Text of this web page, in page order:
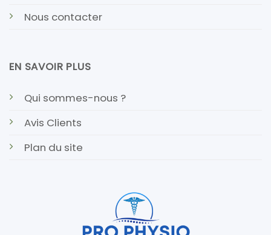
Nous contacter
EN SAVOIR PLUS
Qui sommes-nous ?
Avis Clients
Plan du site